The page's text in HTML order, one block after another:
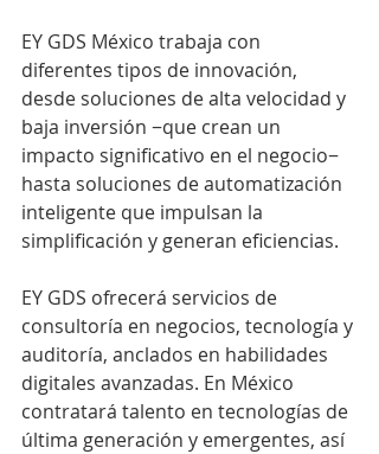
EY GDS México trabaja con
diferentes tipos de innovación,
desde soluciones de alta velocidad y
baja inversión −que crean un
impacto significativo en el negocio−
hasta soluciones de automatización
inteligente que impulsan la
simplificación y generan eficiencias.
EY GDS ofrecerá servicios de
consultoría en negocios, tecnología y
auditoría, anclados en habilidades
digitales avanzadas. En México
contratará talento en tecnologías de
última generación y emergentes, así